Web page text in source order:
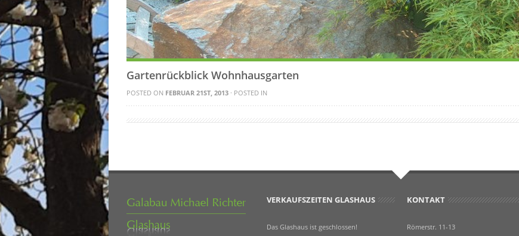
Gartenrückblick Wohnhausgarten
POSTED ON FEBRUAR 21ST, 2013 · POSTED IN
VERKAUFSZEITEN GLASHAUS
Das Glashaus ist geschlossen!
KONTAKT
Römerstr. 11-13